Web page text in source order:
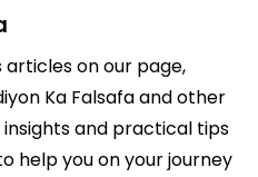
articles on our page,
Ka Falsafa and other
and practical tips
help you on your journey